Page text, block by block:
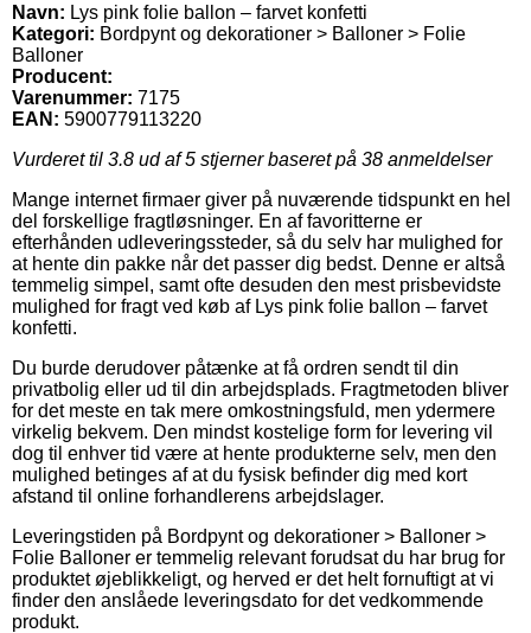
Navn: Lys pink folie ballon – farvet konfetti
Kategori: Bordpynt og dekorationer > Balloner > Folie
Balloner
Producent:
Varenummer: 7175
EAN: 5900779113220
Vurderet til 3.8 ud af 5 stjerner baseret på 38 anmeldelser
Mange internet firmaer giver på nuværende tidspunkt en hel
del forskellige fragtløsninger. En af favoritterne er
efterhånden udleveringssteder, så du selv har mulighed for
at hente din pakke når det passer dig bedst. Denne er altså
temmelig simpel, samt ofte desuden den mest prisbevidste
mulighed for fragt ved køb af Lys pink folie ballon – farvet
konfetti.
Du burde derudover påtænke at få ordren sendt til din
privatbolig eller ud til din arbejdsplads. Fragtmetoden bliver
for det meste en tak mere omkostningsfuld, men ydermere
virkelig bekvem. Den mindst kostelige form for levering vil
dog til enhver tid være at hente produkterne selv, men den
mulighed betinges af at du fysisk befinder dig med kort
afstand til online forhandlerens arbejdslager.
Leveringstiden på Bordpynt og dekorationer > Balloner >
Folie Balloner er temmelig relevant forudsat du har brug for
produktet øjeblikkeligt, og herved er det helt fornuftigt at vi
finder den anslåede leveringsdato for det vedkommende
produkt.